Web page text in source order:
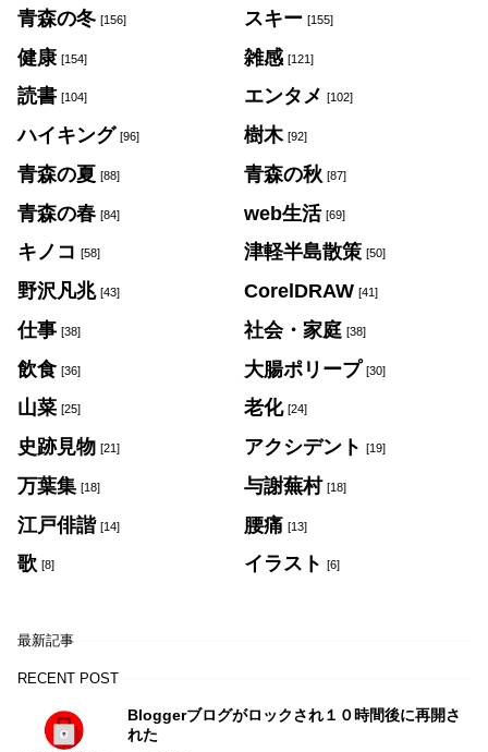
青森の冬 [156] スキー [155]
健康 [154] 雑感 [121]
読書 [104] エンタメ [102]
ハイキング [96] 樹木 [92]
青森の夏 [88] 青森の秋 [87]
青森の春 [84] web生活 [69]
キノコ [58] 津軽半島散策 [50]
野沢凡兆 [43] CorelDRAW [41]
仕事 [38] 社会・家庭 [38]
飲食 [36] 大腸ポリープ [30]
山菜 [25] 老化 [24]
史跡見物 [21] アクシデント [19]
万葉集 [18] 与謝蕪村 [18]
江戸俳諧 [14] 腰痛 [13]
歌 [8] イラスト [6]
最新記事
RECENT POST
Bloggerブログがロックされ１０時間後に再開さ
れた